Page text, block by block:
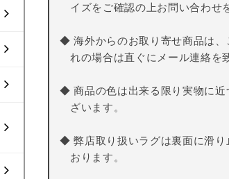
イズをご確認の上お問い合わせ
◆ 海外からのお取り寄せ商品は、
れの場合は直ぐにメール連絡を
◆ 商品の色は出来る限り実物に近
ざいます。
◆ 弊店取り扱いラグは裏面に滑り
おります。